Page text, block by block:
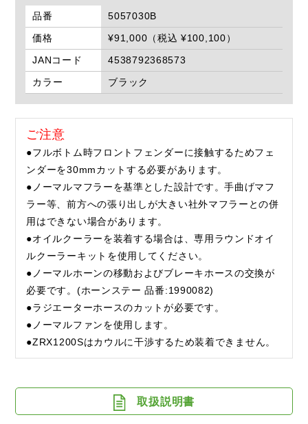
品番
5057030B
価格
¥91,000（税込 ¥100,100）
JANコード
4538792368573
カラー
ブラック
ご注意
●フルボトム時フロントフェンダーに接触するためフェ
ンダーを30mmカットする必要があります。
●ノーマルマフラーを基準とした設計です。手曲げマフ
ラー等、前方への張り出しが大きい社外マフラーとの併
用はできない場合があります。
●オイルクーラーを装着する場合は、専用ラウンドオイ
ルクーラーキットを使用してください。
●ノーマルホーンの移動およびブレーキホースの交換が
必要です。(ホーンステー 品番:1990082)
●ラジエーターホースのカットが必要です。
●ノーマルファンを使用します。
●ZRX1200Sはカウルに干渉するため装着できません。
取扱説明書